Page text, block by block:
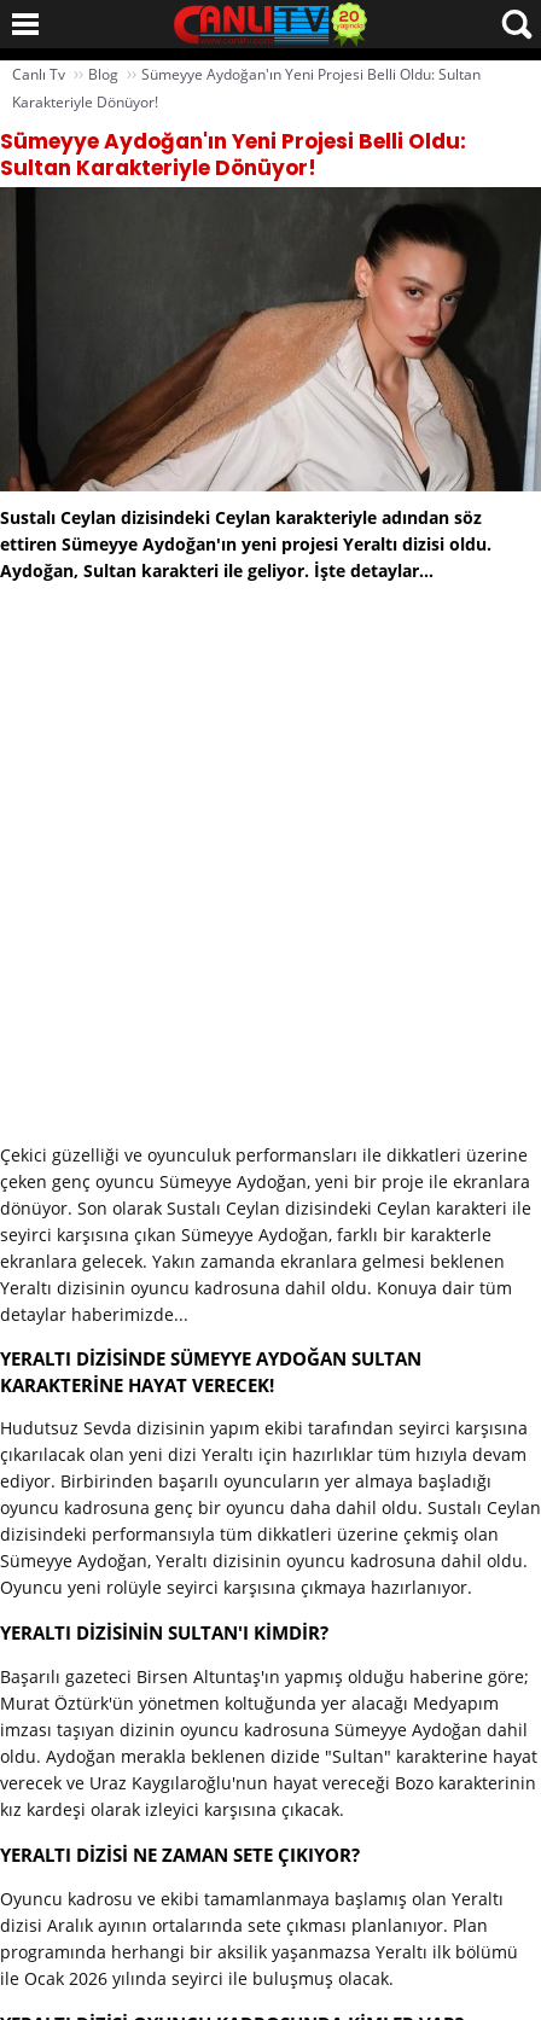
Canlı Tv ›› Blog ›› Sümeyye Aydoğan'ın Yeni Projesi Belli Oldu: Sultan
Karakteriyle Dönüyor!
Sümeyye Aydoğan'ın Yeni Projesi Belli Oldu:
Sultan Karakteriyle Dönüyor!
Sustalı Ceylan dizisindeki Ceylan karakteriyle adından söz
ettiren Sümeyye Aydoğan'ın yeni projesi Yeraltı dizisi oldu.
Aydoğan, Sultan karakteri ile geliyor. İşte detaylar...
Çekici güzelliği ve oyunculuk performansları ile dikkatleri üzerine
çeken genç oyuncu Sümeyye Aydoğan, yeni bir proje ile ekranlara
dönüyor. Son olarak Sustalı Ceylan dizisindeki Ceylan karakteri ile
seyirci karşısına çıkan Sümeyye Aydoğan, farklı bir karakterle
ekranlara gelecek. Yakın zamanda ekranlara gelmesi beklenen
Yeraltı dizisinin oyuncu kadrosuna dahil oldu. Konuya dair tüm
detaylar haberimizde...
YERALTI DİZİSİNDE SÜMEYYE AYDOĞAN SULTAN
KARAKTERİNE HAYAT VERECEK!
Hudutsuz Sevda dizisinin yapım ekibi tarafından seyirci karşısına
çıkarılacak olan yeni dizi Yeraltı için hazırlıklar tüm hızıyla devam
ediyor. Birbirinden başarılı oyuncuların yer almaya başladığı
oyuncu kadrosuna genç bir oyuncu daha dahil oldu. Sustalı Ceylan
dizisindeki performansıyla tüm dikkatleri üzerine çekmiş olan
Sümeyye Aydoğan, Yeraltı dizisinin oyuncu kadrosuna dahil oldu.
Oyuncu yeni rolüyle seyirci karşısına çıkmaya hazırlanıyor.
YERALTI DİZİSİNİN SULTAN'I KİMDİR?
Başarılı gazeteci Birsen Altuntaş'ın yapmış olduğu haberine göre;
Murat Öztürk'ün yönetmen koltuğunda yer alacağı Medyapım
imzası taşıyan dizinin oyuncu kadrosuna Sümeyye Aydoğan dahil
oldu. Aydoğan merakla beklenen dizide "Sultan" karakterine hayat
verecek ve Uraz Kaygılaroğlu'nun hayat vereceği Bozo karakterinin
kız kardeşi olarak izleyici karşısına çıkacak.
YERALTI DİZİSİ NE ZAMAN SETE ÇIKIYOR?
Oyuncu kadrosu ve ekibi tamamlanmaya başlamış olan Yeraltı
dizisi Aralık ayının ortalarında sete çıkması planlanıyor. Plan
programında herhangi bir aksilik yaşanmazsa Yeraltı ilk bölümü
ile Ocak 2026 yılında seyirci ile buluşmuş olacak.